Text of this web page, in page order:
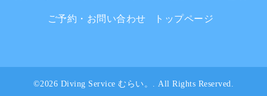
ご予約・お問い合わせ トップページ
©2026 Diving Service むらい。 . All Rights Reserved.